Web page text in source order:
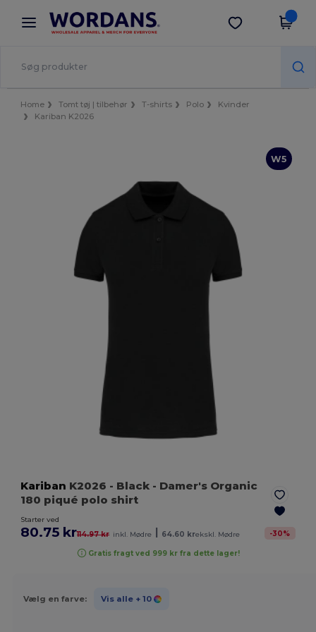
× Wordans-app
Bedre priser i appen!
Hent app
Home Tomt tøj | tilbehør T-shirts Polo
Kvinder
Kariban K2026
W5
Kariban K2026 - Black - Damer's Organic
180 piqué polo shirt
Starter ved
80.75 kr114.97 kr inkl. Mødre 64.60 krekskl. Mødre -30%
Gratis fragt ved 999 kr fra dette lager!
Vælg en farve: Vis alle + 10